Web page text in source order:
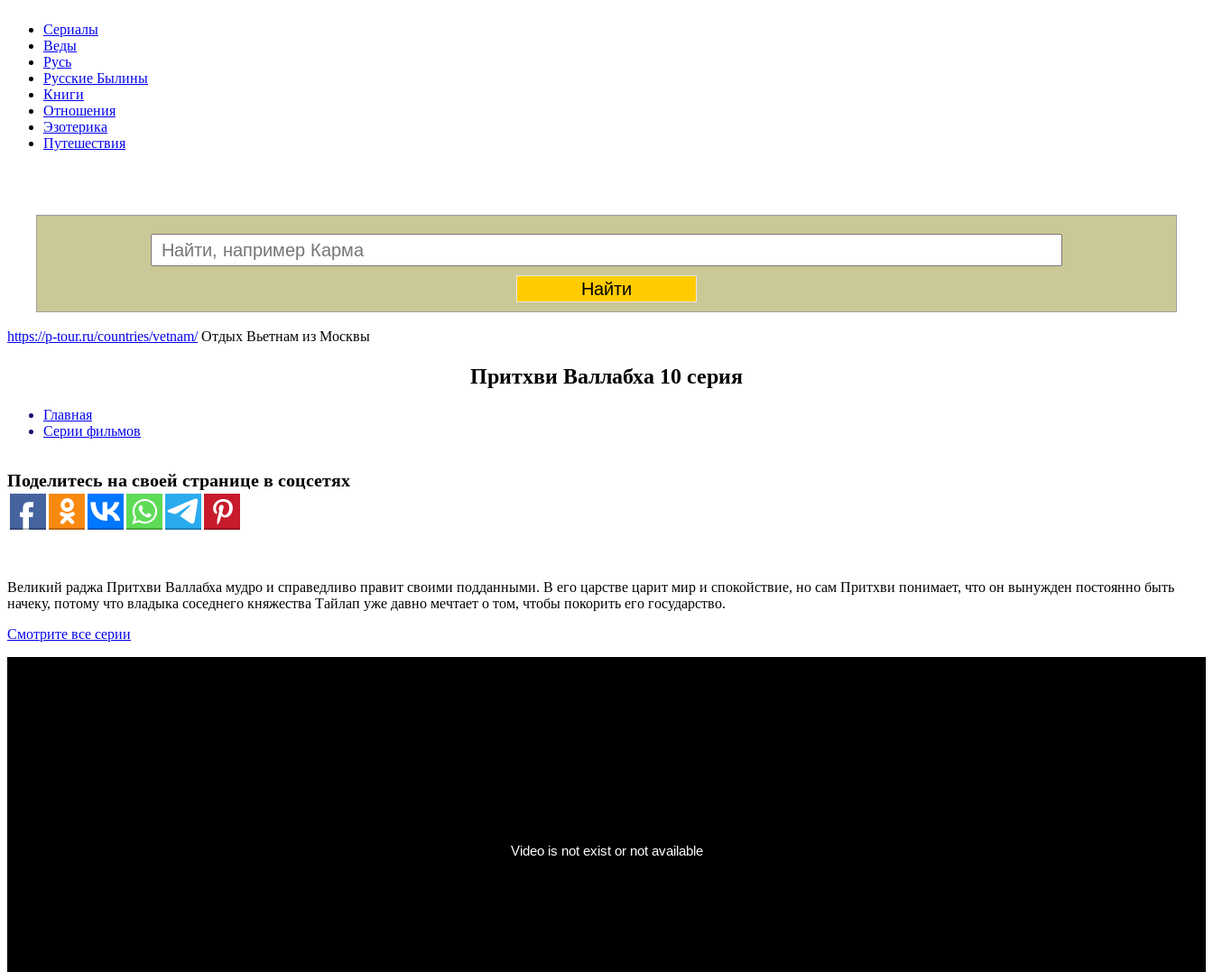
Сериалы
Веды
Русь
Русские Былины
Книги
Отношения
Эзотерика
Путешествия
https://p-tour.ru/countries/vetnam/Отдых Вьетнам из Москвы
Притхви Валлабха 10 серия
Главная
Серии фильмов
Поделитесь на своей странице в соцсетях
Великий раджа Притхви Валлабха мудро и справедливо правит своими подданными. В его царстве царит мир и спокойствие, но сам Притхви понимает, что он вынужден постоянно быть
начеку, потому что владыка соседнего княжества Тайлап уже давно мечтает о том, чтобы покорить его государство.
Смотрите все серии